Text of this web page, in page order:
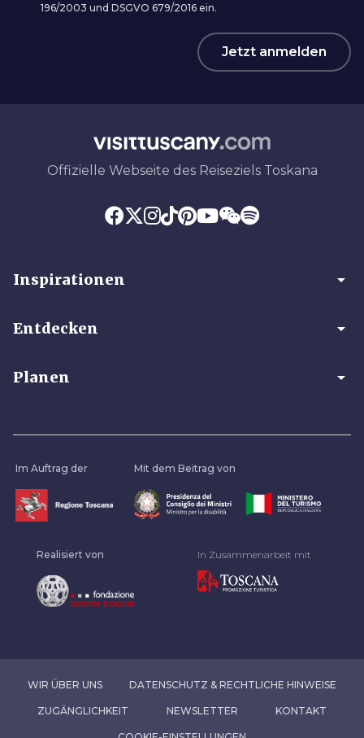
196/2003 und DSGVO 679/2016 ein.
Jetzt anmelden
Offizielle Webseite des Reiseziels Toskana
Inspirationen arrow_drop_down
Entdecken arrow_drop_down
Planen arrow_drop_down
Im Auftrag der Mit dem Beitrag von
Realisiert von In Zusammenarbeit mit
WIR ÜBER UNS DATENSCHUTZ & RECHTLICHE HINWEISE
ZUGÄNGLICHKEIT NEWSLETTER KONTAKT